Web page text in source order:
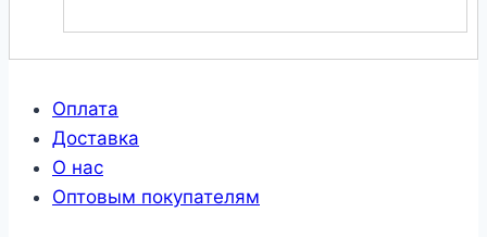
Оплата
Доставка
О нас
Оптовым покупателям